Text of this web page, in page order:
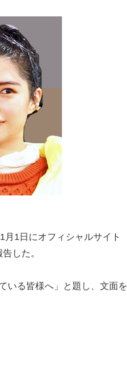
1日にオフィシャルサイト
した。
いる皆様へ」と題し、文面を